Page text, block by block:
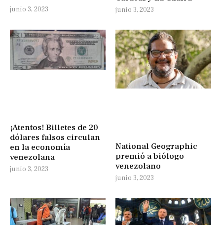
junio 3, 2023 junio 3, 2023
¡Atentos! Billetes de 20
dólares falsos circulan
en la economía
venezolana
junio 3, 2023
National Geographic
premió a biólogo
venezolano
junio 3, 2023